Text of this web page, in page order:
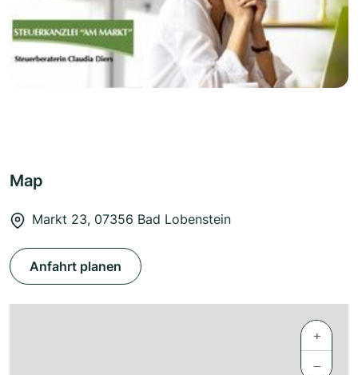
Map
Markt 23, 07356 Bad Lobenstein
Anfahrt planen
+
−